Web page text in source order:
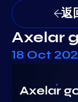
返
Axelar
18 Oct